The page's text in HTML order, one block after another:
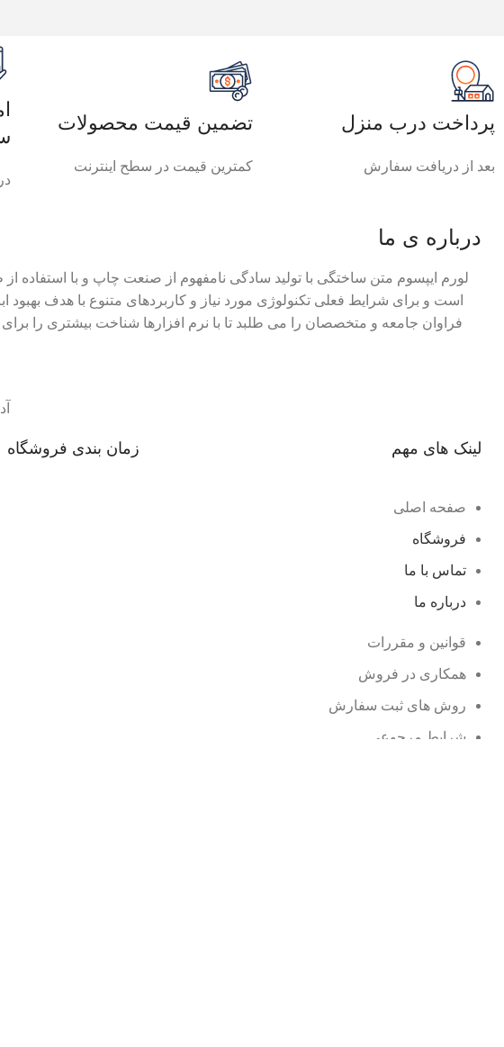
پرداخت درب منزل
بعد از دریافت سفارش
تضمین قیمت محصولات
کمترین قیمت در سطح اینترنت
درباره ی ما
لورم ایپسوم متن ساختگی با تولید سادگی نامفهوم از صنعت چاپ و با استفاده
است و برای شرایط فعلی تکنولوژی مورد نیاز و کاربردهای متنوع با هدف
فراوان جامعه و متخصصان را می طلبد تا با نرم افزارها شناخت بیشتری را
لینک های مهم
صفحه اصلی
فروشگاه
تماس با ما
درباره ما
قوانین و مقررات
همکاری در فروش
روش های ثبت سفارش
شرایط مرجوعی
زمان بندی فروشگاه